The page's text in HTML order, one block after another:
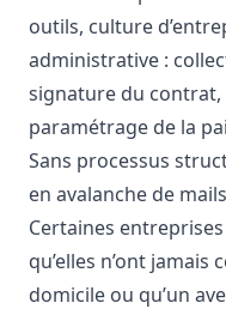
outils, culture
administrative :
signature du
paramétrage de la
Sans processus
en avalanche de
Certaines
qu’elles n’ont
domicile ou qu’un